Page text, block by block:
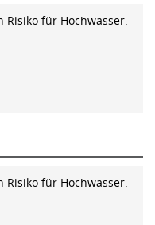
Risiko für Hochwasser.
Risiko für Hochwasser.